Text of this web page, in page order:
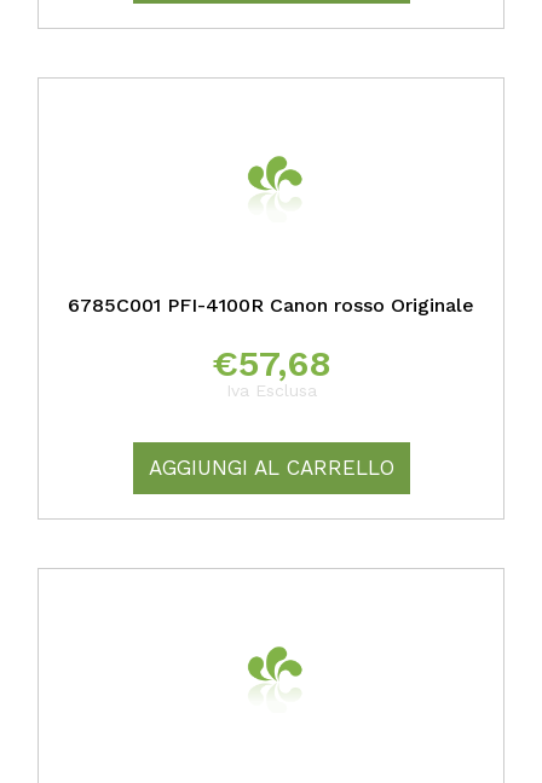
6785C001 PFI-4100R Canon rosso Originale
€57,68
Iva Esclusa
AGGIUNGI AL CARRELLO